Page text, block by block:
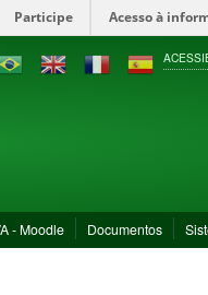
Participe Acesso à
- Moodle Documentos